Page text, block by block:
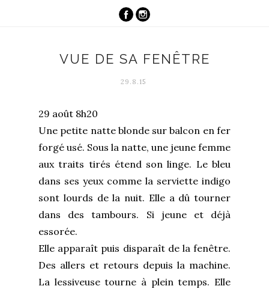
VUE DE SA FENÊTRE
29.8.15
29 août 8h20
Une petite natte blonde sur balcon en fer
forgé usé. Sous la natte, une jeune femme
aux traits tirés étend son linge. Le bleu
dans ses yeux comme la serviette indigo
sont lourds de la nuit. Elle a dû tourner
dans des tambours. Si jeune et déjà
essorée.
Elle apparaît puis disparaît de la fenêtre.
Des allers et retours depuis la machine.
La lessiveuse tourne à plein temps. Elle